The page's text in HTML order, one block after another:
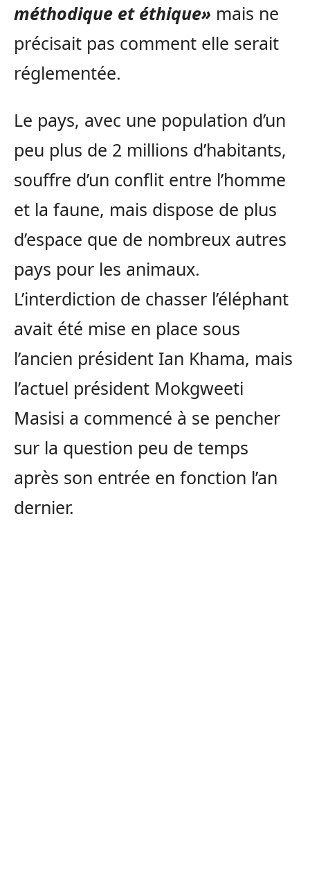
méthodique et éthique» mais ne
précisait pas comment elle serait
réglementée.
Le pays, avec une population d’un
peu plus de 2 millions d’habitants,
souffre d’un conflit entre l’homme
et la faune, mais dispose de plus
d’espace que de nombreux autres
pays pour les animaux.
L’interdiction de chasser l’éléphant
avait été mise en place sous
l’ancien président Ian Khama, mais
l’actuel président Mokgweeti
Masisi a commencé à se pencher
sur la question peu de temps
après son entrée en fonction l’an
dernier.